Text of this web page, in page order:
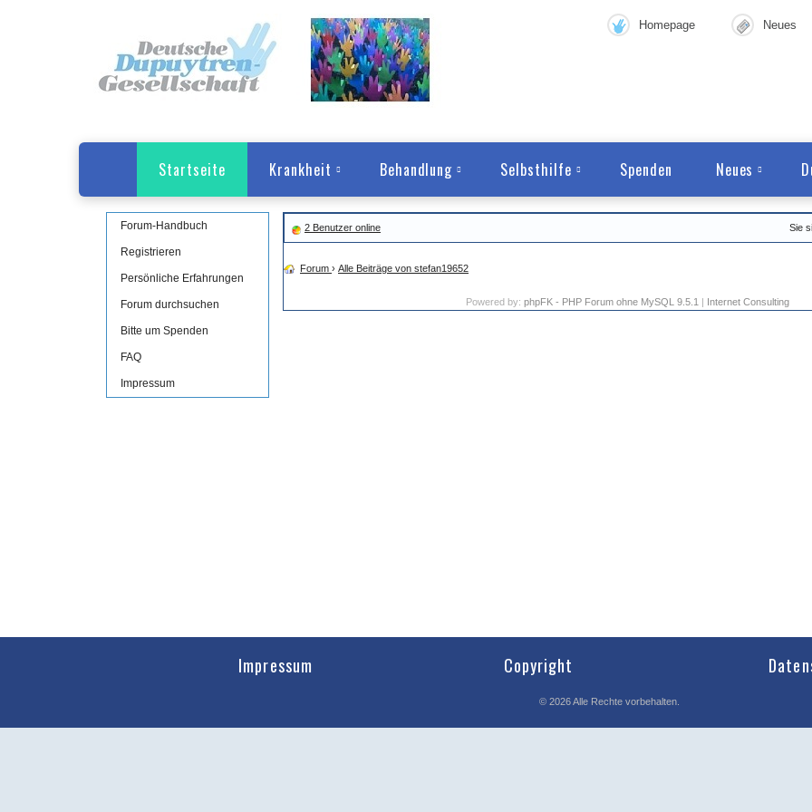
Homepage Neues
Startseite Krankheit Behandlung Selbsthilfe Spenden Neues
Forum-Handbuch
Registrieren
Persönliche Erfahrungen
Forum durchsuchen
Bitte um Spenden
FAQ
Impressum
2 Benutzer online Sie
Forum › Alle Beiträge von stefan19652
Powered by: phpFK - PHP Forum ohne MySQL 9.5.1 | Internet Consulting
Impressum Copyright
© 2026Alle Rechte vorbehalten.